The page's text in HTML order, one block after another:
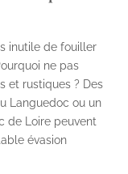
inutile de fouiller
ne pas
et rustiques ? Des
Languedoc ou un
de Loire peuvent
évasion